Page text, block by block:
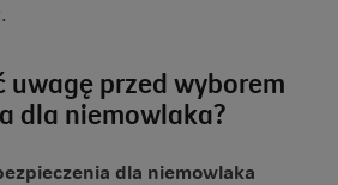
uwagę przed wyborem
dla niemowlaka?
dla niemowlaka